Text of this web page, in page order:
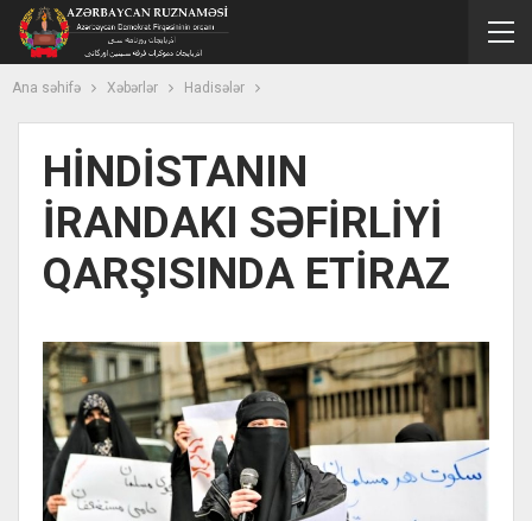
Ana səhifə Xəbərlər Hadisələr
HİNDİSTANIN
İRANDAKI SƏFİRLİYİ
QARŞISINDA ETİRAZ